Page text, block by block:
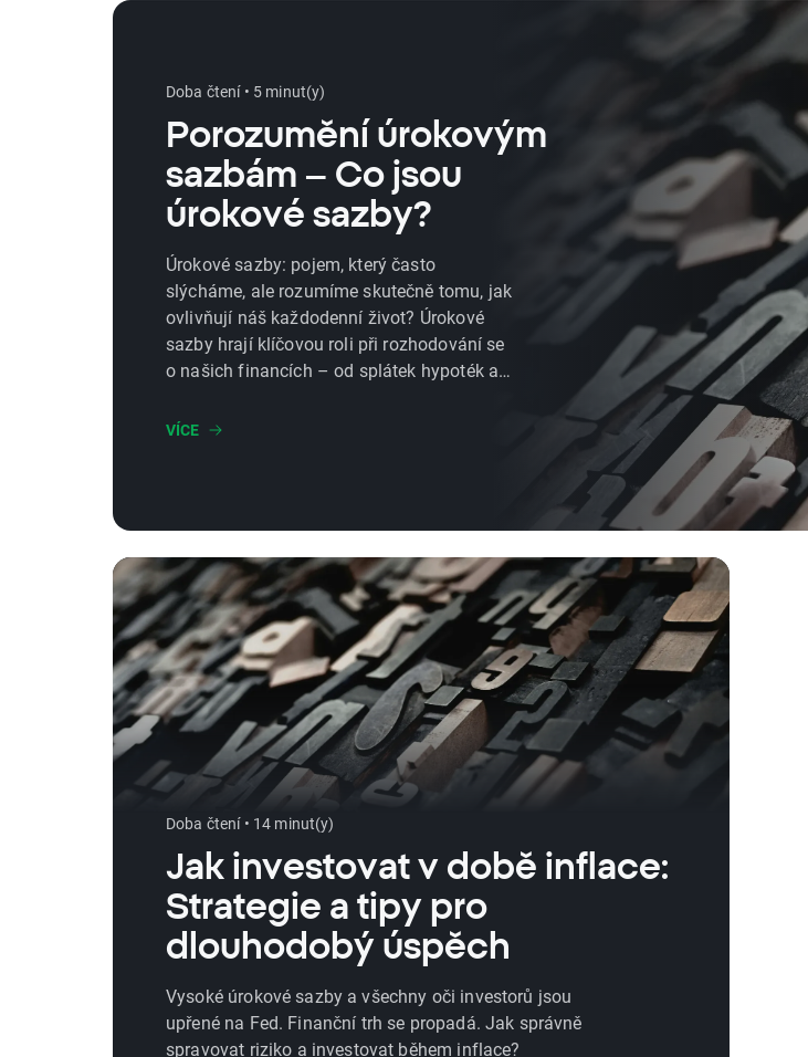
Doba čtení • 5 minut(y)
Porozumění úrokovým
sazbám – Co jsou
úrokové sazby?
Úrokové sazby: pojem, který často
slýcháme, ale rozumíme skutečně tomu, jak
ovlivňují náš každodenní život? Úrokové
sazby hrají klíčovou roli při rozhodování se
o našich financích – od splátek hypoték až
VÍCE
Doba čtení • 14 minut(y)
Jak investovat v době inflace:
Strategie a tipy pro
dlouhodobý úspěch
Vysoké úrokové sazby a všechny oči investorů jsou
upřené na Fed. Finanční trh se propadá. Jak správně
spravovat riziko a investovat během inflace?